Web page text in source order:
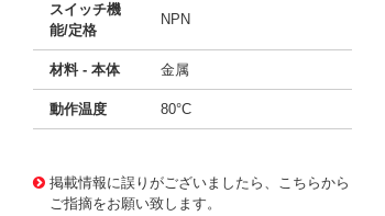
スイッチ機
能/定格
NPN
材料 - 本体 金属
動作温度 80°C
掲載情報に誤りがございましたら、こちらから
ご指摘をお願い致します。